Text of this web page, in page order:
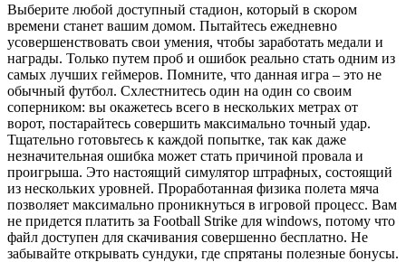
Выберите любой доступный стадион, который в скором
времени станет вашим домом. Пытайтесь ежедневно
усовершенствовать свои умения, чтобы заработать медали и
награды. Только путем проб и ошибок реально стать одним из
самых лучших геймеров. Помните, что данная игра – это не
обычный футбол. Схлестнитесь один на один со своим
соперником: вы окажетесь всего в нескольких метрах от
ворот, постарайтесь совершить максимально точный удар.
Тщательно готовьтесь к каждой попытке, так как даже
незначительная ошибка может стать причиной провала и
проигрыша. Это настоящий симулятор штрафных, состоящий
из нескольких уровней. Проработанная физика полета мяча
позволяет максимально проникнуться в игровой процесс. Вам
не придется платить за Football Strike для windows, потому что
файл доступен для скачивания совершенно бесплатно. Не
забывайте открывать сундуки, где спрятаны полезные бонусы.